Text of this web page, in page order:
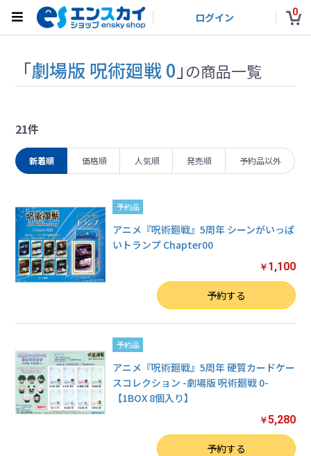
ログイン 0
「劇場版 呪術廻戦 0 」の商品一覧
21件
新着順 価格順 人気順 発売順 予約品以外
予約品
アニメ『呪術廻戦』5周年 シーンがいっぱ
いトランプ Chapter00
￥ 1,100
予約する
予約品
アニメ『呪術廻戦』5周年 硬質カードケー
スコレクション -劇場版 呪術廻戦 0-
【1BOX 8個入り】
￥5,280
予約する